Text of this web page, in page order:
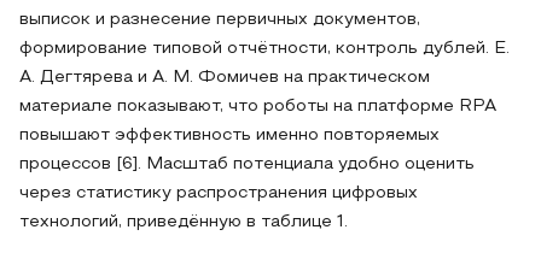
выписок и разнесение первичных документов,
формирование типовой отчётности, контроль дублей. Е.
А. Дегтярева и А. М. Фомичев на практическом
материале показывают, что роботы на платформе RPA
повышают эффективность именно повторяемых
процессов [6]. Масштаб потенциала удобно оценить
через статистику распространения цифровых
технологий, приведённую в таблице 1.